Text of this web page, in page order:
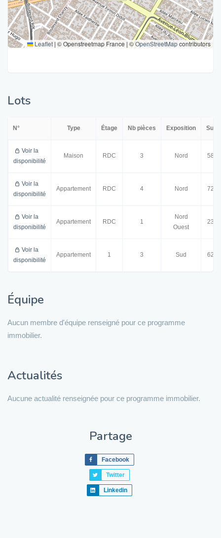
Leaflet | © Openstreetmap France | ©OpenStreetMapcontributors
Lots
N° Type Étage Nb pièces Exposition
Voir la
disponibilité
Maison RDC 3 Nord 58.0
Voir la
disponibilité
Appartement RDC 4 Nord 72.0
Voir la
disponibilité
Appartement RDC 1
Nord
Ouest
23.0
Voir la
disponibilité
Appartement 1 3 Sud 62.0
Équipe
Aucun membre d'équipe renseigné pour ce programme
immobilier.
Actualités
Aucune actualité renseignée pour ce programme immobilier.
Partage
Facebook
Twitter
Linkedin